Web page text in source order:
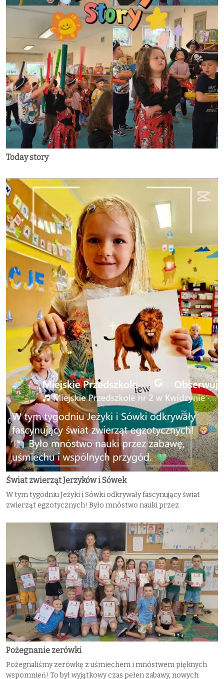
Today story
Świat zwierząt Jerzyków i Sówek
W tym tygodniu Jeżyki i Sówki odkrywały fascynujący świat
zwierząt egzotycznych! Było mnóstwo nauki przez
Pożegnanie zerówki
Pożegnaliśmy zerówkę z uśmiechem i mnóstwem pięknych
wspomnień! To był wyjątkowy czas pełen zabawy, nowych